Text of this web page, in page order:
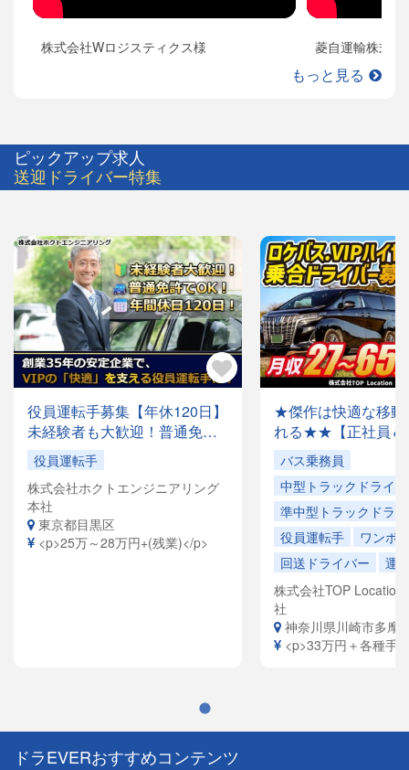
株式会社Wロジスティクス様 菱自運輸株式会
もっと見る
ピックアップ求人
送迎ドライバー特集
役員運転手募集【年休120日】
未経験者も大歓迎！普通免許
があれば応募OK✨月収28万円
以上も可能！創業35年の安定
企業で、「快適な空間」を提
供するお仕事です。
役員運転手
株式会社ホクトエンジニアリング
本社
東京都目黒区
<p>25万～28万円+(残業)</p>
★傑作は快適な移動
れる★★【正社員＆
でドライバー大量
容は全国各地を回
ドライバーや、VIP
ヤードライバーな
員寮完備！引越祝
給（規定有）あり
バス乗務員
中型トラックドライ
準中型トラックドラ
役員運転手
ワンボ
回送ドライバー
運
株式会社TOP Location
社
神奈川県川崎市多摩
<p>33万円＋各種手
ドラEVERおすすめコンテンツ